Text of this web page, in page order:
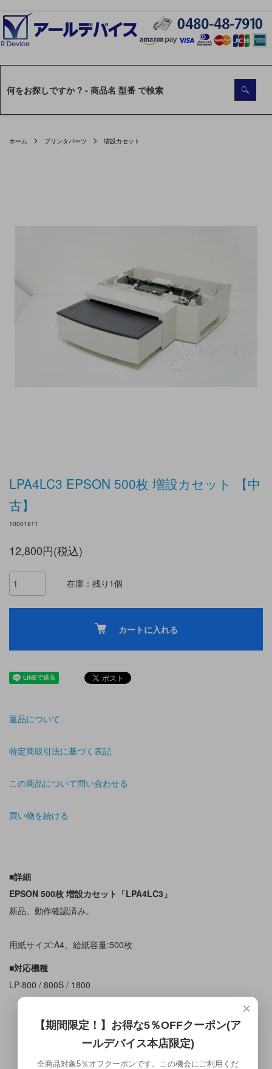
ホーム プリンタパーツ 増設カセット
LPA4LC3 EPSON 500枚 増設カセット 【中
古】
10001911
12,800円(税込)
在庫：残り1個
カートに入れる
返品について
特定商取引法に基づく表記
この商品について問い合わせる
買い物を続ける
■詳細
EPSON 500枚 増設カセット「LPA4LC3」
新品、動作確認済み。
用紙サイズ:A4、給紙容量:500枚
■対応機種
LP-800 / 800S / 1800
×
【期間限定！】お得な5％OFFクーポン(ア
ールデバイス本店限定)
全商品対象5％オフクーポンです。この機会にご利用くだ